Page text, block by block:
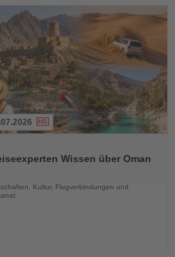
Wissen über Oman
Kultur, Flugverbindungen und